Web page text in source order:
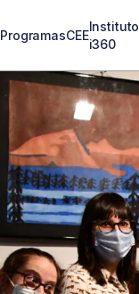
ProgramasCEE
Instituto
i360